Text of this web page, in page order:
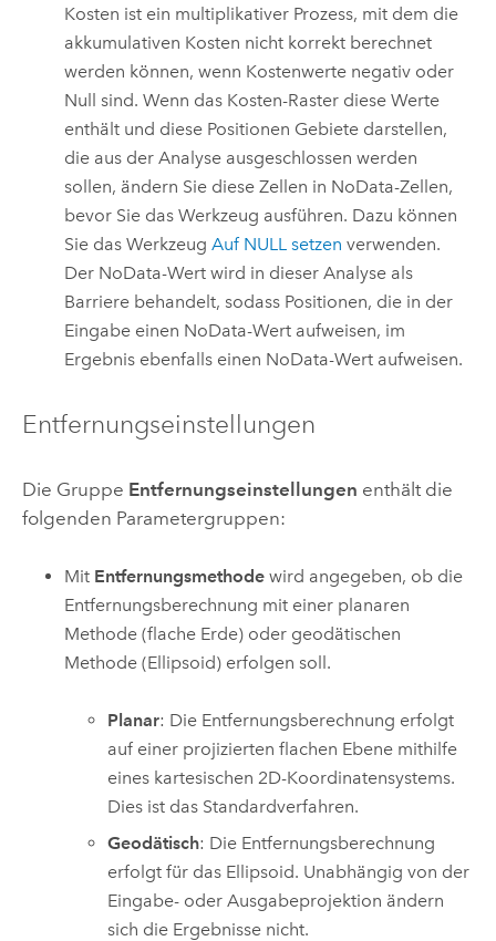
Kosten ist ein multiplikativer Prozess, mit dem die
akkumulativen Kosten nicht korrekt berechnet
werden können, wenn Kostenwerte negativ oder
Null sind. Wenn das Kosten-Raster diese Werte
enthält und diese Positionen Gebiete darstellen,
die aus der Analyse ausgeschlossen werden
sollen, ändern Sie diese Zellen in NoData-Zellen,
bevor Sie das Werkzeug ausführen. Dazu können
Sie das WerkzeugAuf NULL setzen verwenden.
Der NoData-Wert wird in dieser Analyse als
Barriere behandelt, sodass Positionen, die in der
Eingabe einen NoData-Wert aufweisen, im
Ergebnis ebenfalls einen NoData-Wert aufweisen.
Entfernungseinstellungen
Die Gruppe Entfernungseinstellungen enthält die
folgenden Parametergruppen:
Mit Entfernungsmethode wird angegeben, ob die
Entfernungsberechnung mit einer planaren
Methode (flache Erde) oder geodätischen
Methode (Ellipsoid) erfolgen soll.
Planar: Die Entfernungsberechnung erfolgt
auf einer projizierten flachen Ebene mithilfe
eines kartesischen 2D-Koordinatensystems.
Dies ist das Standardverfahren.
Geodätisch: Die Entfernungsberechnung
erfolgt für das Ellipsoid. Unabhängig von der
Eingabe- oder Ausgabeprojektion ändern
sich die Ergebnisse nicht.